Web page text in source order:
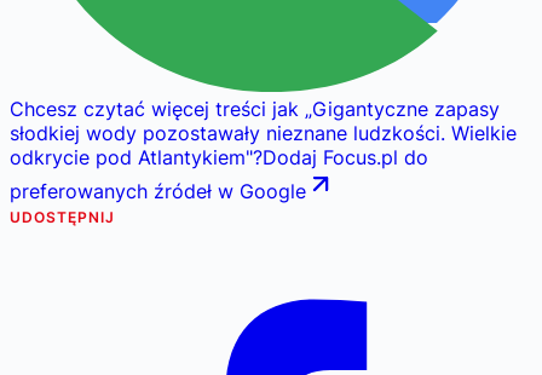
Chcesz czytać więcej treści jak „Gigantyczne zapasy
słodkiej wody pozostawały nieznane ludzkości. Wielkie
odkrycie pod Atlantykiem"?Dodaj Focus.pl do
preferowanych źródeł w Google
UDOSTĘPNIJ